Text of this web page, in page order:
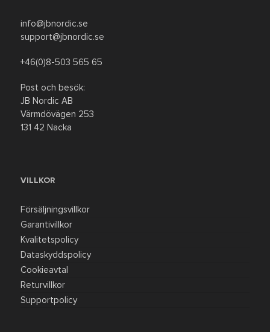
info@jbnordic.se
support@jbnordic.se
+46(0)8-503 565 65
Post och besök:
JB Nordic AB
Värmdövägen 253
131 42 Nacka
VILLKOR
Försäljningsvillkor
Garantivillkor
Kvalitetspolicy
Dataskyddspolicy
Cookieavtal
Returvillkor
Supportpolicy